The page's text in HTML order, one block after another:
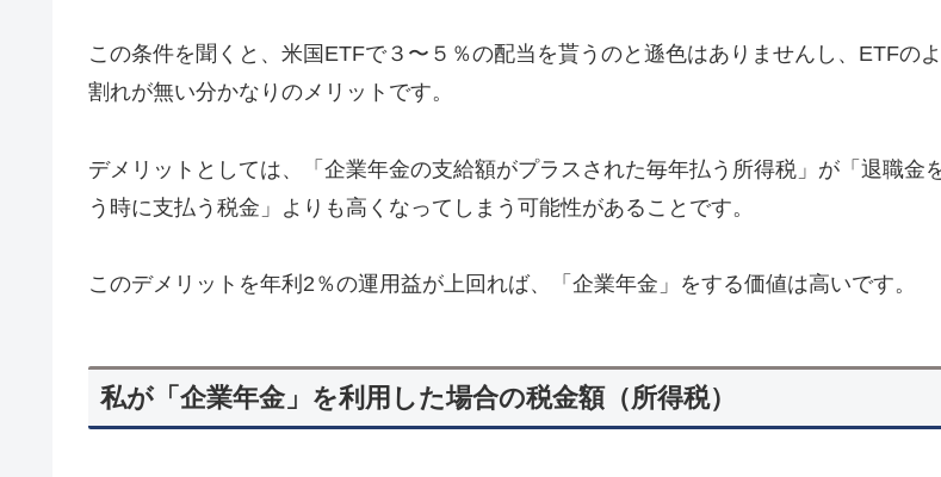
この条件を聞くと、米国ETFで３〜５％の配当を貰うのと遜色はありませんし、ETFの
割れが無い分かなりのメリットです。
デメリットとしては、「企業年金の支給額がプラスされた毎年払う所得税」が「退職金
う時に支払う税金」よりも高くなってしまう可能性があることです。
このデメリットを年利2％の運用益が上回れば、「企業年金」をする価値は高いです。
私が「企業年金」を利用した場合の税金額（所得税）